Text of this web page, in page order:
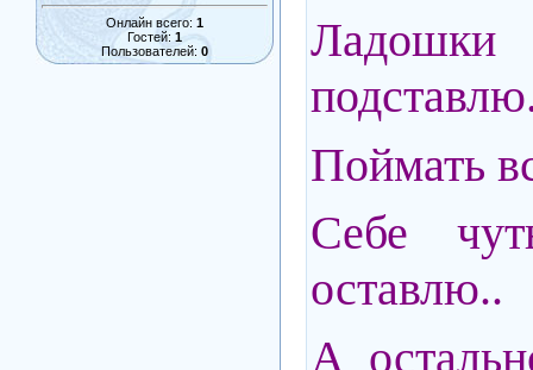
Онлайн всего: 1
Гостей: 1
Пользователей: 0
Поймать
Себе
оставлю..
А